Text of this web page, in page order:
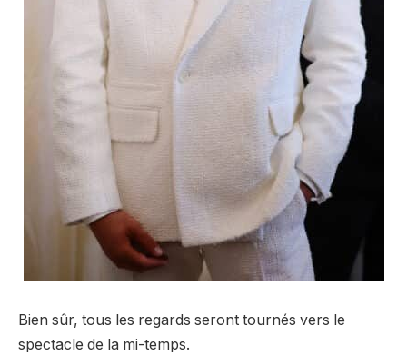
Bien sûr, tous les regards seront tournés vers le
spectacle de la mi-temps.